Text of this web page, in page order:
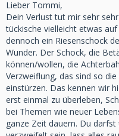
Lieber Tommi,
Dein Verlust tut mir sehr
tückische vielleicht etwas
dennoch ein Riesenschock
Wunder. Der Schock, die
können/wollen, die
Verzweiflung, das sind so
einstürzen. Das kennen wir
erst einmal zu überleben,
bei Themen wie neuer
ganze Zeit dauern. Du